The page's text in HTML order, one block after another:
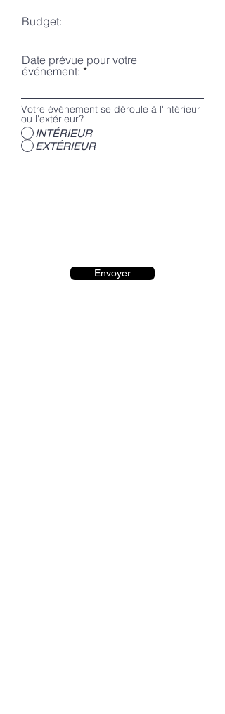
Budget:
Date prévue pour votre
événement:
Votre événement se déroule à l'intérieur
ou l'extérieur?
INTÉRIEUR
EXTÉRIEUR
Envoyer